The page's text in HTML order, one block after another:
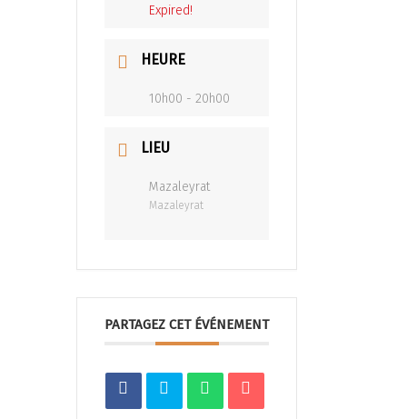
Expired!
HEURE
10h00 - 20h00
LIEU
Mazaleyrat
Mazaleyrat
PARTAGEZ CET ÉVÉNEMENT